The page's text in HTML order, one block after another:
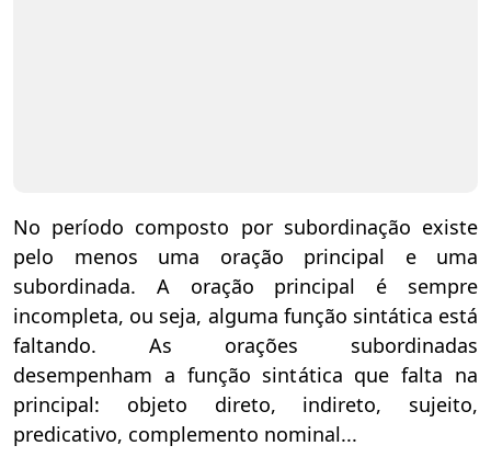
No período composto por subordinação existe
pelo menos uma oração principal e uma
subordinada. A oração principal é sempre
incompleta, ou seja, alguma função sintática está
faltando. As orações subordinadas
desempenham a função sintática que falta na
principal: objeto direto, indireto, sujeito,
predicativo, complemento nominal...